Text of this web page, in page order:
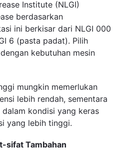
Institute (NLGI)
berdasarkan
ini berkisar dari NLGI 000
6 (pasta padat). Pilih
kebutuhan mesin
mungkin memerlukan
lebih rendah, sementara
kondisi yang keras
yang lebih tinggi.
sifat Tambahan